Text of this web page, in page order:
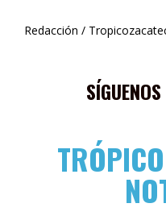
Redacción /